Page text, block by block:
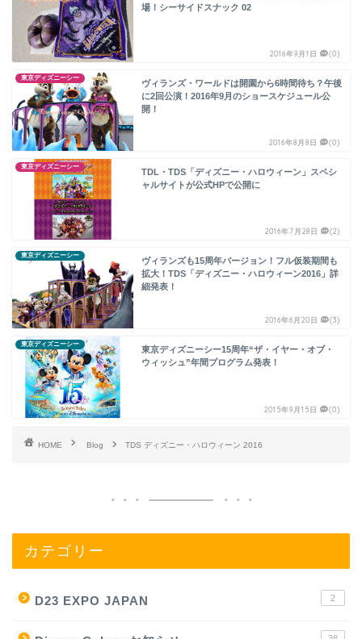
場！シーサイドスナック 02
2016年9月1日 (0)
東京ディズニーシー
ヴィランズ・ワールドは開園から6時間待ち？午後
に2回公演！2016年9月のショースケジュール公
開！
2016年8月8日 (0)
東京ディズニーシー
TDL・TDS「ディズニー・ハロウィーン」スペシ
ャルサイトが公式HPで公開に
2016年7月28日 (2)
東京ディズニーシー
ヴィランズも15周年バージョン！フル仮装期間も
拡大！TDS「ディズニー・ハロウィーン2016」詳
細発表！
2016年6月20日 (3)
東京ディズニーシー
東京ディズニーシー15周年“ザ・イヤー・オブ・
ウィッシュ”年間プログラム発表！
2015年9月15日 (0)
HOME Blog TDS ディズニー・ハロウィーン 2016
カテゴリー
D23 EXPO JAPAN 2